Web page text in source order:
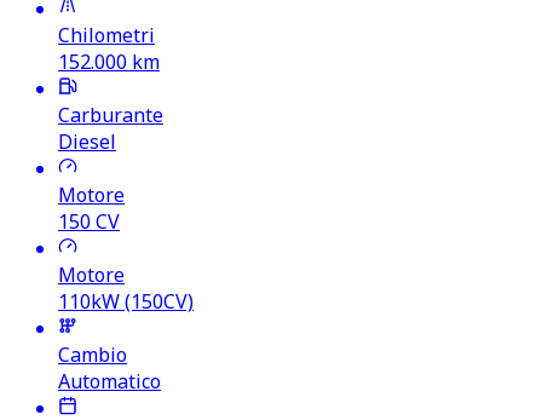
Chilometri
152.000 km
Carburante
Diesel
Motore
150CV
Motore
110kW (150CV)
Cambio
Automatico